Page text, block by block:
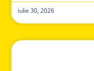
iulie 30, 2026